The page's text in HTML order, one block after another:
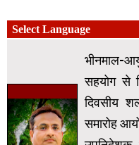
भीनमाल-
सहयोग से
दिवसीय
समारोह